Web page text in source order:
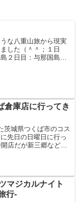
な八重山旅から現実
した（＾＾；１日
２日目：与那国島→
倉庫店に行ってき
茨城県つくば市のコス
先日の日曜日に行っ
店だが新三郷などは9
マジカルナイト
行-